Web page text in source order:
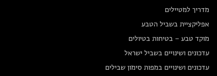
מדריך למטיילים
אפליקציית בשביל הטבע
מוקד טבע – בטיחות בטיולים
עדכונים ושינויים בשביל ישראל
עדכונים ושינויים במפות סימון שבילים